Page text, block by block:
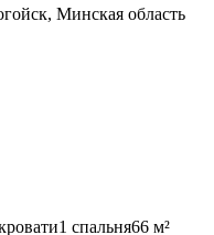
Минская область
1 спальня66 м²